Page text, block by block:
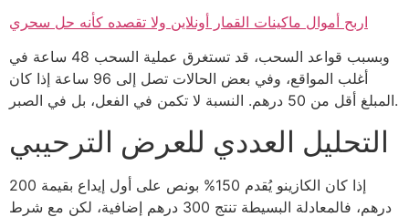
اربح أموال ماكينات القمار أونلاين ولا تقصده كأنه حل سحري
وبسبب قواعد السحب، قد تستغرق عملية السحب 48 ساعة في
أغلب المواقع، وفي بعض الحالات تصل إلى 96 ساعة إذا كان
المبلغ أقل من 50 درهم. النسبة لا تكمن في الفعل، بل في الصبر.
التحليل العددي للعرض الترحيبي
إذا كان الكازينو يُقدم 150% بونص على أول إيداع بقيمة 200
درهم، فالمعادلة البسيطة تنتج 300 درهم إضافية، لكن مع شرط